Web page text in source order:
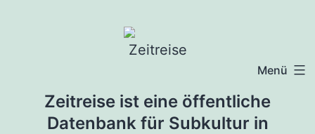
Menü
Zeitreise ist eine öffentliche
Datenbank für Subkultur in